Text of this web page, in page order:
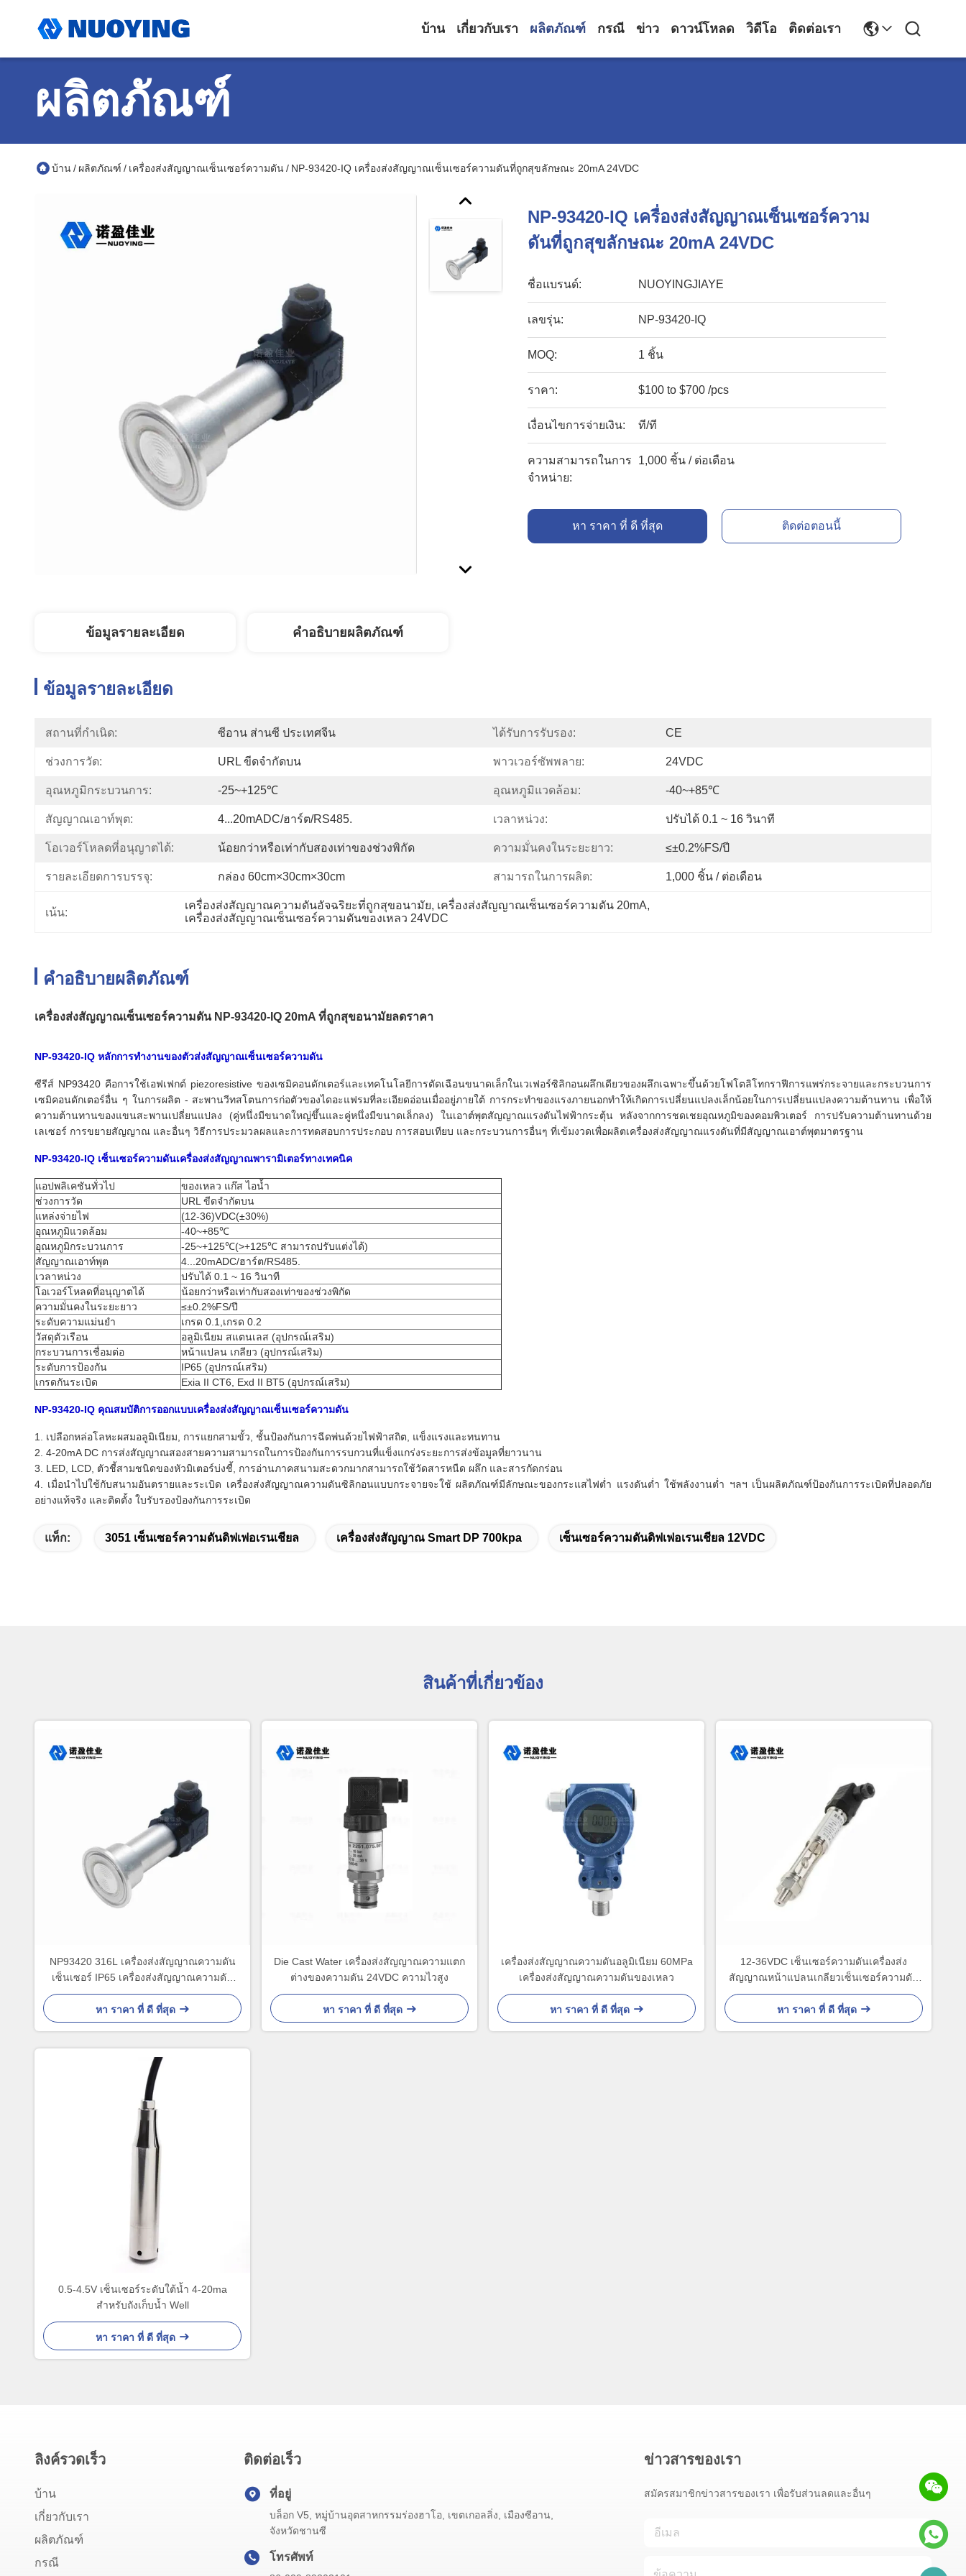
บ้าน เกี่ยวกับเรา ผลิตภัณฑ์ กรณี ข่าว ดาวน์โหลด วิดีโอ ติดต่อเรา
ผลิตภัณฑ์
บ้าน/ ผลิตภัณฑ์ / เครื่องส่งสัญญาณเซ็นเซอร์ความดัน/ NP-93420-IQ เครื่องส่งสัญญาณเซ็นเซอร์ความดันที่ถูกสุขลักษณะ 20mA 24VDC
NP-93420-IQ เครื่องส่งสัญญาณเซ็นเซอร์ความ
ดันที่ถูกสุขลักษณะ 20mA 24VDC
ชื่อแบรนด์: NUOYINGJIAYE
เลขรุ่น: NP-93420-IQ
MOQ: 1 ชิ้น
ราคา: $100 to $700 /pcs
เงื่อนไขการจ่ายเงิน: ที/ที
ความสามารถในการ
จําหน่าย:
1,000 ชิ้น / ต่อเดือน
หา ราคา ที่ ดี ที่สุด ติดต่อตอนนี้
ข้อมูลรายละเอียด คำอธิบายผลิตภัณฑ์
ข้อมูลรายละเอียด
สถานที่กำเนิด: ซีอาน ส่านซี ประเทศจีน ได้รับการรับรอง: CE
ช่วงการวัด: URL ขีดจำกัดบน พาวเวอร์ซัพพลาย: 24VDC
อุณหภูมิกระบวนการ: -25~+125℃ อุณหภูมิแวดล้อม: -40~+85℃
สัญญาณเอาท์พุต: 4...20mADC/ฮาร์ต/RS485. เวลาหน่วง: ปรับได้ 0.1 ~ 16 วินาที
โอเวอร์โหลดที่อนุญาตได้: น้อยกว่าหรือเท่ากับสองเท่าของช่วงพิกัด ความมั่นคงในระยะยาว: ≤±0.2%FS/ปี
รายละเอียดการบรรจุ: กล่อง 60cm×30cm×30cm สามารถในการผลิต: 1,000 ชิ้น / ต่อเดือน
เน้น:
เครื่องส่งสัญญาณความดันอัจฉริยะที่ถูกสุขอนามัย, เครื่องส่งสัญญาณเซ็นเซอร์ความดัน 20mA,
เครื่องส่งสัญญาณเซ็นเซอร์ความดันของเหลว 24VDC
คำอธิบายผลิตภัณฑ์
เครื่องส่งสัญญาณเซ็นเซอร์ความดัน NP-93420-IQ 20mA ที่ถูกสุขอนามัยลดราคา
NP-93420-IQ หลักการทำงานของตัวส่งสัญญาณเซ็นเซอร์ความดัน
ซีรีส์ NP93420 คือการใช้เอฟเฟกต์ piezoresistive ของเซมิคอนดักเตอร์และเทคโนโลยีการตัดเฉือนขนาดเล็กในเวเฟอร์ซิลิกอนผลึกเดียวของผลึกเฉพาะขึ้นด้วยโฟโตลิโทกราฟีการแพร่กระจายและกระบวนการ
เซมิคอนดักเตอร์อื่น ๆ ในการผลิต - สะพานวีทสโตนการก่อตัวของไดอะแฟรมที่ละเอียดอ่อนเมื่ออยู่ภายใต้ การกระทำของแรงภายนอกทำให้เกิดการเปลี่ยนแปลงเล็กน้อยในการเปลี่ยนแปลงความต้านทาน เพื่อให้
ความต้านทานของแขนสะพานเปลี่ยนแปลง (คู่หนึ่งมีขนาดใหญ่ขึ้นและคู่หนึ่งมีขนาดเล็กลง) ในเอาต์พุตสัญญาณแรงดันไฟฟ้ากระตุ้น หลังจากการชดเชยอุณหภูมิของคอมพิวเตอร์ การปรับความต้านทานด้วย
เลเซอร์ การขยายสัญญาณ และอื่นๆ วิธีการประมวลผลและการทดสอบการประกอบ การสอบเทียบ และกระบวนการอื่นๆ ที่เข้มงวดเพื่อผลิตเครื่องส่งสัญญาณแรงดันที่มีสัญญาณเอาต์พุตมาตรฐาน
NP-93420-IQ เซ็นเซอร์ความดันเครื่องส่งสัญญาณพารามิเตอร์ทางเทคนิค
แอปพลิเคชันทั่วไป
ของเหลว แก๊ส ไอน้ำ
ช่วงการวัด
URL ขีดจำกัดบน
แหล่งจ่ายไฟ
(12-36)VDC(±30%)
อุณหภูมิแวดล้อม
-40~+85℃
อุณหภูมิกระบวนการ
-25~+125℃(>+125℃ สามารถปรับแต่งได้)
สัญญาณเอาท์พุต
4...20mADC/ฮาร์ต/RS485.
เวลาหน่วง
ปรับได้ 0.1 ~ 16 วินาที
โอเวอร์โหลดที่อนุญาตได้
น้อยกว่าหรือเท่ากับสองเท่าของช่วงพิกัด
ความมั่นคงในระยะยาว
≤±0.2%FS/ปี
ระดับความแม่นยำ
เกรด 0.1,เกรด 0.2
วัสดุตัวเรือน
อลูมิเนียม สแตนเลส (อุปกรณ์เสริม)
กระบวนการเชื่อมต่อ
หน้าแปลน เกลียว (อุปกรณ์เสริม)
ระดับการป้องกัน
IP65 (อุปกรณ์เสริม)
เกรดกันระเบิด
Exia II CT6, Exd II BT5 (อุปกรณ์เสริม)
NP-93420-IQ คุณสมบัติการออกแบบเครื่องส่งสัญญาณเซ็นเซอร์ความดัน
1. เปลือกหล่อโลหะผสมอลูมิเนียม, การแยกสามขั้ว, ชั้นป้องกันการฉีดพ่นด้วยไฟฟ้าสถิต, แข็งแรงและทนทาน
2. 4-20mA DC การส่งสัญญาณสองสายความสามารถในการป้องกันการรบกวนที่แข็งแกร่งระยะการส่งข้อมูลที่ยาวนาน
3. LED, LCD, ตัวชี้สามชนิดของหัวมิเตอร์บ่งชี้, การอ่านภาคสนามสะดวกมากสามารถใช้วัดสารหนืด ผลึก และสารกัดกร่อน
4. เมื่อนำไปใช้กับสนามอันตรายและระเบิด เครื่องส่งสัญญาณความดันซิลิกอนแบบกระจายจะใช้ ผลิตภัณฑ์มีลักษณะของกระแสไฟต่ำ แรงดันต่ำ ใช้พลังงานต่ำ ฯลฯ เป็นผลิตภัณฑ์ป้องกันการระเบิดที่ปลอดภัย
อย่างแท้จริง และติดตั้ง ใบรับรองป้องกันการระเบิด
แท็ก: 3051 เซ็นเซอร์ความดันดิฟเฟอเรนเชียล เครื่องส่งสัญญาณ Smart DP 700kpa เซ็นเซอร์ความดันดิฟเฟอเรนเชียล 12VDC
สินค้าที่เกี่ยวข้อง
NP93420 316L เครื่องส่งสัญญาณความดัน
เซ็นเซอร์ IP65 เครื่องส่งสัญญาณความดัน
ก๊าซเหลว
หา ราคา ที่ ดี ที่สุด
Die Cast Water เครื่องส่งสัญญาณความแตก
ต่างของความดัน 24VDC ความไวสูง
หา ราคา ที่ ดี ที่สุด
เครื่องส่งสัญญาณความดันอลูมิเนียม 60MPa
เครื่องส่งสัญญาณความดันของเหลว
หา ราคา ที่ ดี ที่สุด
12-36VDC เซ็นเซอร์ความดันเครื่องส่ง
สัญญาณหน้าแปลนเกลียวเซ็นเซอร์ความดัน
อุณหภูมิสูง
หา ราคา ที่ ดี ที่สุด
0.5-4.5V เซ็นเซอร์ระดับใต้น้ำ 4-20ma
สำหรับถังเก็บน้ำ Well
หา ราคา ที่ ดี ที่สุด
ลิงค์รวดเร็ว
บ้าน
เกี่ยวกับเรา
ผลิตภัณฑ์
กรณี
ติดต่อเร็ว
ที่อยู่
บล็อก V5, หมู่บ้านอุตสาหกรรมร่องฮาโอ, เขตเกอลลิ่ง, เมืองซีอาน,
จังหวัดชานซี
โทรศัพท์
ข่าวสารของเรา
สมัครสมาชิกข่าวสารของเรา เพื่อรับส่วนลดและอื่นๆ